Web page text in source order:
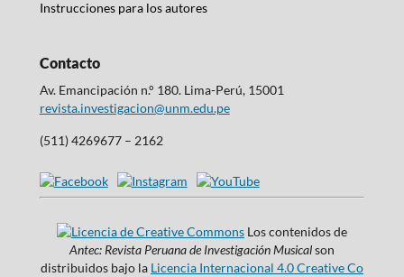
Instrucciones para los autores
Contacto
Av. Emancipación n.° 180. Lima-Perú, 15001
revista.investigacion@unm.edu.pe
(511) 4269677 – 2162
Los contenidos de
Antec: Revista Peruana de Investigación Musicalson
distribuidos bajo la Licencia Internacional 4.0 Creative Co